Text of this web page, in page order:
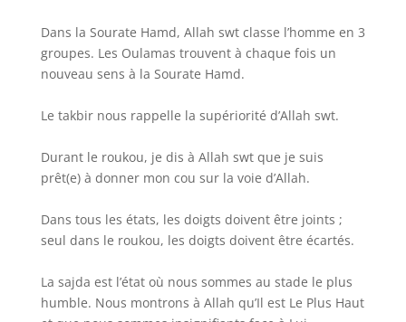
Dans la Sourate Hamd, Allah swt classe l’homme en 3
groupes. Les Oulamas trouvent à chaque fois un
nouveau sens à la Sourate Hamd.
Le takbir nous rappelle la supériorité d’Allah swt.
Durant le roukou, je dis à Allah swt que je suis
prêt(e) à donner mon cou sur la voie d’Allah.
Dans tous les états, les doigts doivent être joints ;
seul dans le roukou, les doigts doivent être écartés.
La sajda est l’état où nous sommes au stade le plus
humble. Nous montrons à Allah qu’Il est Le Plus Haut